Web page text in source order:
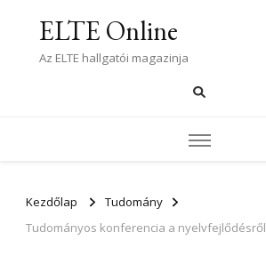
ELTE Online
Az ELTE hallgatói magazinja
Kezdőlap
Tudomány
Tudományos konferencia a nyelvfejlődésről